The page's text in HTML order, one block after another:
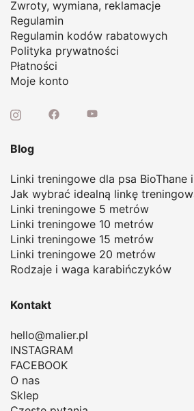
Zwroty, wymiana, reklamacje
Regulamin
Regulamin kodów rabatowych
Polityka prywatności
Płatności
Moje konto
Blog
Linki treningowe dla psa BioThane
Jak wybrać idealną linkę
Linki treningowe 5 metrów
Linki treningowe 10 metrów
Linki treningowe 15 metrów
Linki treningowe 20 metrów
Rodzaje i waga karabińczyków
Kontakt
hello@malier.pl
INSTAGRAM
FACEBOOK
O nas
Sklep